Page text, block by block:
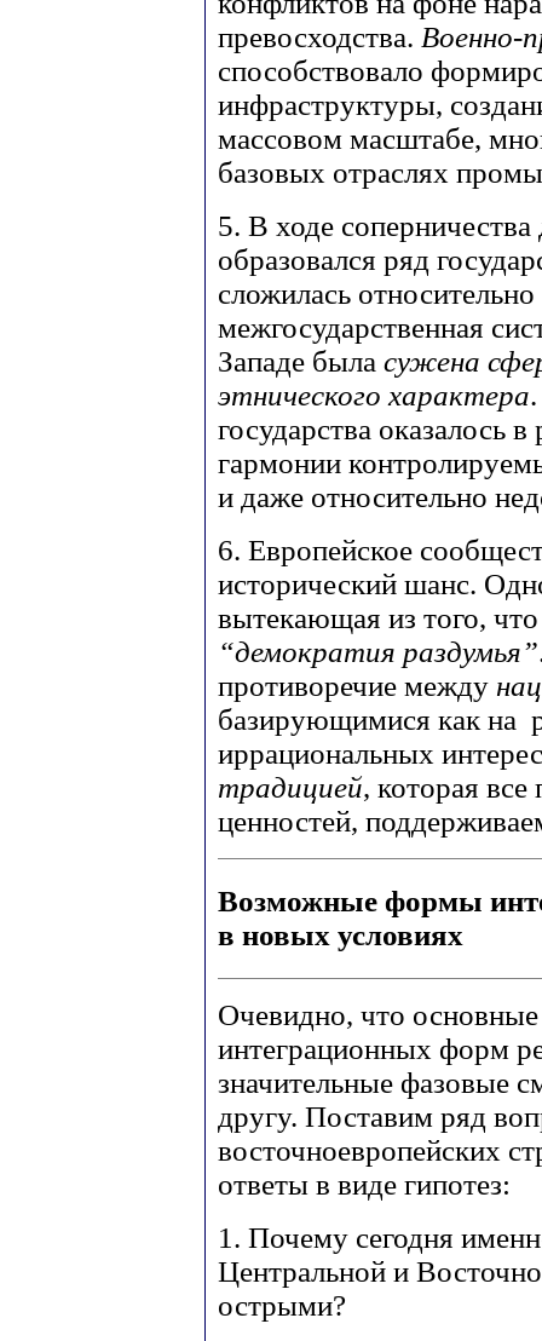
превосходства. Военно-
способствовало
инфраструктуры,
массовом масштабе,
базовых отраслях
5. В ходе
образовался ряд
сложилась
межгосударственная
Западе была сужена
этнического характера
государства оказалось
гармонии
и даже относительно
6. Европейское
исторический шанс.
вытекающая из того,
“демократия раздумья”
противоречие между
базирующимися как на
иррациональных
традицией, которая все
ценностей,
Возможные формы
в новых условиях
Очевидно, что
интеграционных форм
значительные фазовые
другу. Поставим ряд
восточноевропейских
ответы в виде гипотез:
1. Почему сегодня
Центральной и
острыми?